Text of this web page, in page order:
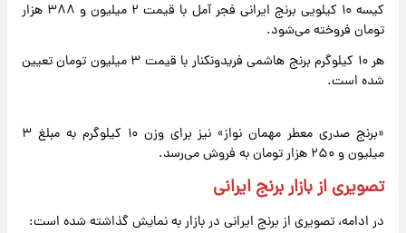
کیسه ۱۰ کیلویی برنج ایرانی فجر آمل با قیمت ۲ میلیون و ۳۸۸ هزار
تومان فروخته می‌شود.
هر ۱۰ کیلوگرم برنج هاشمی فریدونکنار با قیمت ۳ میلیون تومان تعیین
شده است.
«برنج صدری معطر مهمان نواز» نیز برای وزن ۱۰ کیلوگرم به مبلغ ۳
میلیون و ۲۵۰ هزار تومان به فروش می‌رسد.
تصویری از بازار برنج ایرانی
در ادامه، تصویری از برنج ایرانی در بازار به نمایش گذاشته شده است: